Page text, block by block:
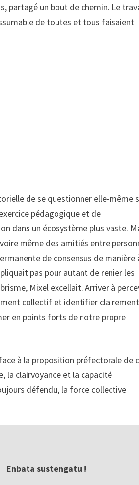
partagé un bout de chemin. Le
de toutes et tous faisaient
de se questionner elle-même
pédagogique et de
dans un écosystème plus vaste.
même des amitiés entre
de consensus de manière
pas pour autant de renier les
Mixel excellait. Arriver à
collectif et identifier
en points forts de notre propre
à la proposition préfectorale de
la clairvoyance et la capacité
défendu, la force collective
Enbata sustengatu !